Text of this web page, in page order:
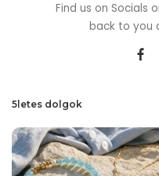
Find us on Socials
back to you
5letes dolgok